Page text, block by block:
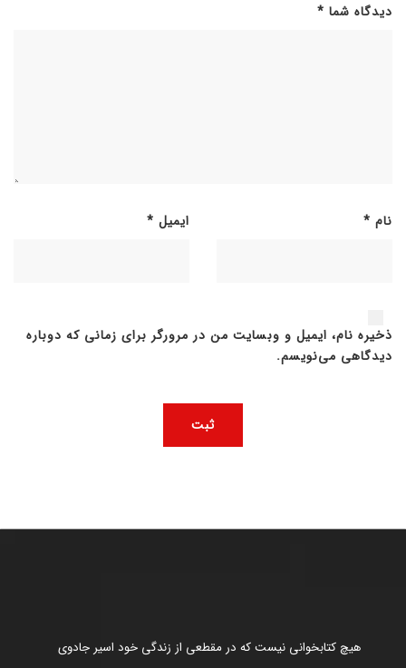
دیدگاه شما *
نام * ایمیل *
ذخیره نام، ایمیل و وبسایت من در مرورگر برای زمانی که دوباره
دیدگاهی می‌نویسم.
هیچ کتابخوانی نیست که در مقطعی از زندگی خود اسیر جادوی